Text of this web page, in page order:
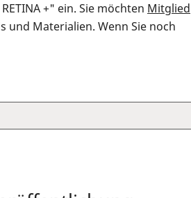
+" ein. Sie möchten Mitglied
und Materialien. Wenn Sie noch